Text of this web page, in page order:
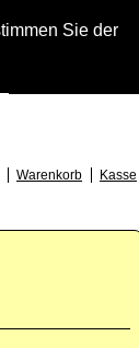
Sie der
Warenkorb Kasse